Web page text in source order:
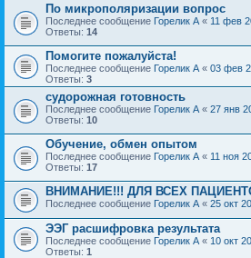
По микрополяризации вопрос
Последнее сообщение Горелик А « 11 фев
Ответы: 14
Помогите пожалуйста!
Последнее сообщение Горелик А « 03 фев
Ответы: 3
судорожная готовность
Последнее сообщение Горелик А « 27 янв
Ответы: 10
Обучение, обмен опытом
Последнее сообщение Горелик А « 11 ноя
Ответы: 17
ВНИМАНИЕ!!! ДЛЯ ВСЕХ
Последнее сообщение Горелик А « 25 окт
ЭЭГ расшифровка результата
Последнее сообщение Горелик А « 10 окт
Ответы: 1